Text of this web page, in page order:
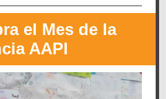
el Mes de la
AAPI